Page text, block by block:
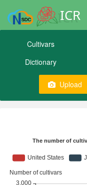
ICR
Cultivars
Dictionary
Upload